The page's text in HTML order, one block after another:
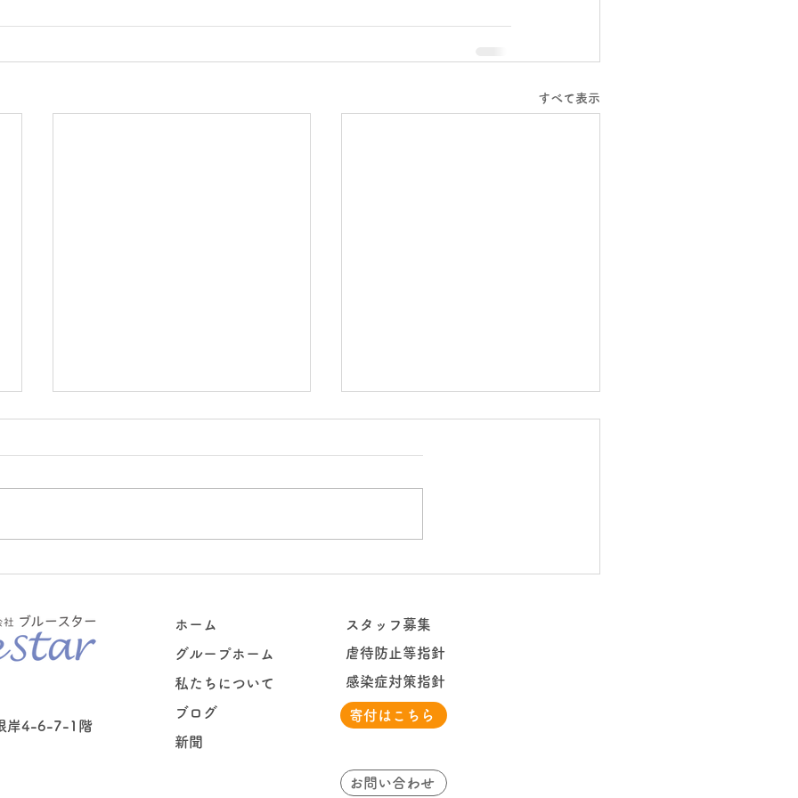
すべて表示
岸4-6-7-1階
ホーム
グループホーム
私たちについて
ブログ
新聞
スタッフ募集
虐待防止等指針
感染症対策指針
寄付はこちら
お問い合わせ